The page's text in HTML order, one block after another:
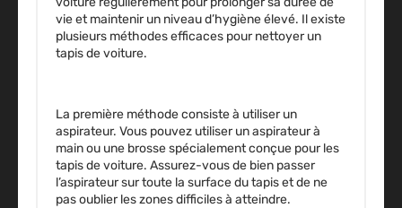
vie et maintenir un niveau d’hygiène élevé. Il existe
plusieurs méthodes efficaces pour nettoyer un
tapis de voiture.
La première méthode consiste à utiliser un
aspirateur. Vous pouvez utiliser un aspirateur à
main ou une brosse spécialement conçue pour les
tapis de voiture. Assurez-vous de bien passer
l’aspirateur sur toute la surface du tapis et de ne
pas oublier les zones difficiles à atteindre.